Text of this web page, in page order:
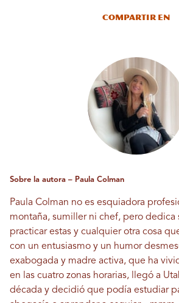
Compartir en
Sobre la autora – Paula Colman
Paula Colman no es esquiadora
montaña, sumiller ni chef, pero dedica
practicar estas y cualquier otra cosa
con un entusiasmo y un humor
exabogada y madre activa, que ha
en las cuatro zonas horarias, llegó a
década y decidió que podía estudiar